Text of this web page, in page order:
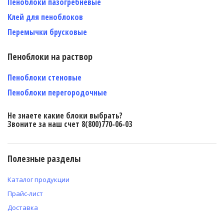
Клей для пеноблоков
Перемычки брусковые
Пеноблоки на раствор
Пеноблоки стеновые
Пеноблоки перегородочные
Не знаете какие блоки выбрать?
Звоните за наш счет 8(800)770-06-03
Полезные разделы
Каталог продукции
Прайс-лист
Доставка